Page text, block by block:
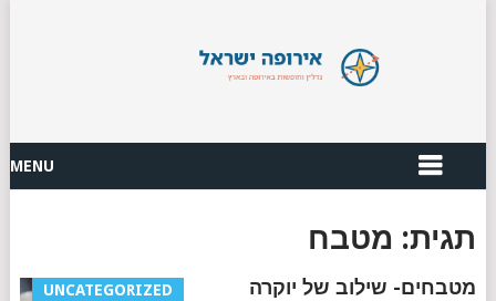
MENU
תגית: מטבח
UNCATEGORIZED
מטבחים- שילוב של יוקרה